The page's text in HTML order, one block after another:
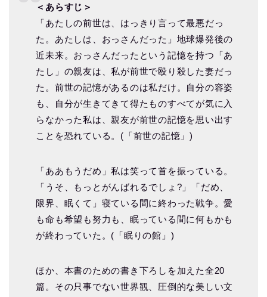
＜あらすじ＞
「あたしの前世は、はっきり言って最悪だっ
た。あたしは、おっさんだった」地球爆発後の
近未来。おっさんだったという記憶を持つ「あ
たし」の親友は、私が前世で殴り殺した妻だっ
た。前世の記憶があるのは私だけ。自分の容姿
も、自分が生きてきて得たものすべてが気に入
らなかった私は、親友が前世の記憶を思い出す
ことを恐れている。(「前世の記憶」)
「ああもうだめ」私は笑って首を振っている。
「うそ、もっとがんばれるでしょ?」「だめ、
限界、眠くて」寝ている間に終わった戦争。愛
も命も希望も努力も、眠っている間に何もかも
が終わっていた。(「眠りの館」)
ほか、本書のための書き下ろしを加えた全20
篇。その只事でない世界観、圧倒的な美しい文